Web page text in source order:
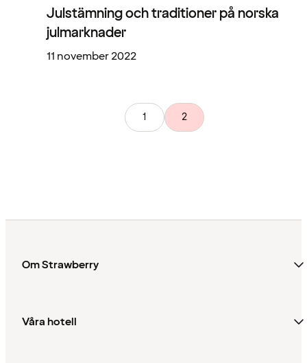
Julstämning och traditioner på norska
julmarknader
11 november 2022
1 2
Om Strawberry
Våra hotell